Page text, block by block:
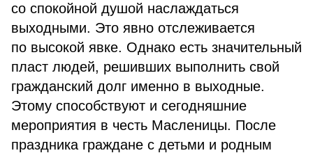
со спокойной душой наслаждаться
выходными. Это явно отслеживается
по высокой явке. Однако есть значительный
пласт людей, решивших выполнить свой
гражданский долг именно в выходные.
Этому способствуют и сегодняшние
мероприятия в честь Масленицы. После
праздника граждане с детьми и родным